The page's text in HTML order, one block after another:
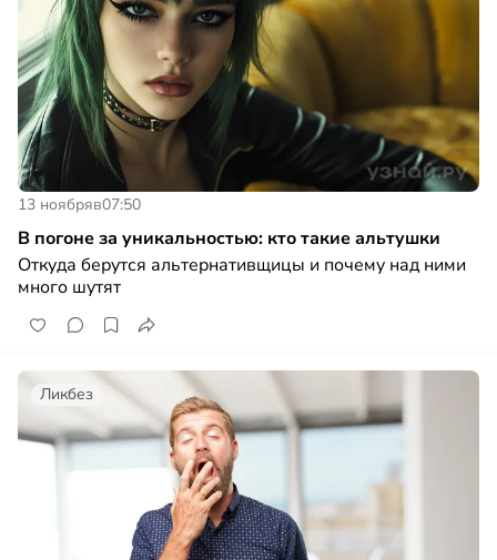
13 ноябряв07:50
В погоне за уникальностью: кто такие альтушки
Откуда берутся альтернативщицы и почему над ними
много шутят
Ликбез